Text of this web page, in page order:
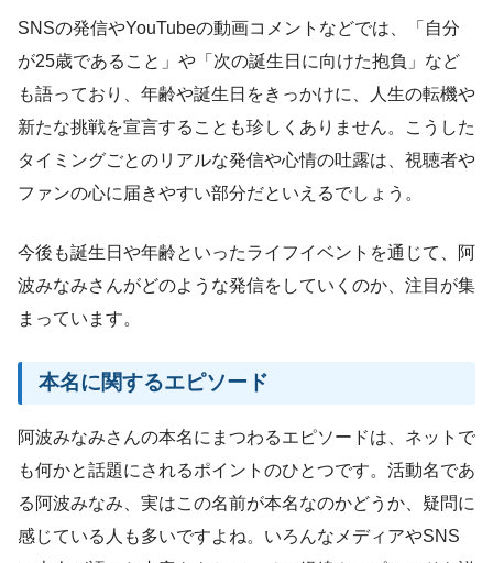
SNSの発信やYouTubeの動画コメントなどでは、「自分
が25歳であること」や「次の誕生日に向けた抱負」など
も語っており、年齢や誕生日をきっかけに、人生の転機や
新たな挑戦を宣言することも珍しくありません。こうした
タイミングごとのリアルな発信や心情の吐露は、視聴者や
ファンの心に届きやすい部分だといえるでしょう。
今後も誕生日や年齢といったライフイベントを通じて、阿
波みなみさんがどのような発信をしていくのか、注目が集
まっています。
本名に関するエピソード
阿波みなみさんの本名にまつわるエピソードは、ネットで
も何かと話題にされるポイントのひとつです。活動名であ
る阿波みなみ、実はこの名前が本名なのかどうか、疑問に
感じている人も多いですよね。いろんなメディアやSNS